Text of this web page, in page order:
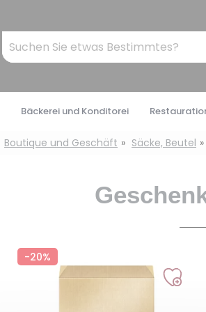
Mots
clés
Bäckerei und Konditorei
Boutique und Geschäft Säcke, Beutel
-20%